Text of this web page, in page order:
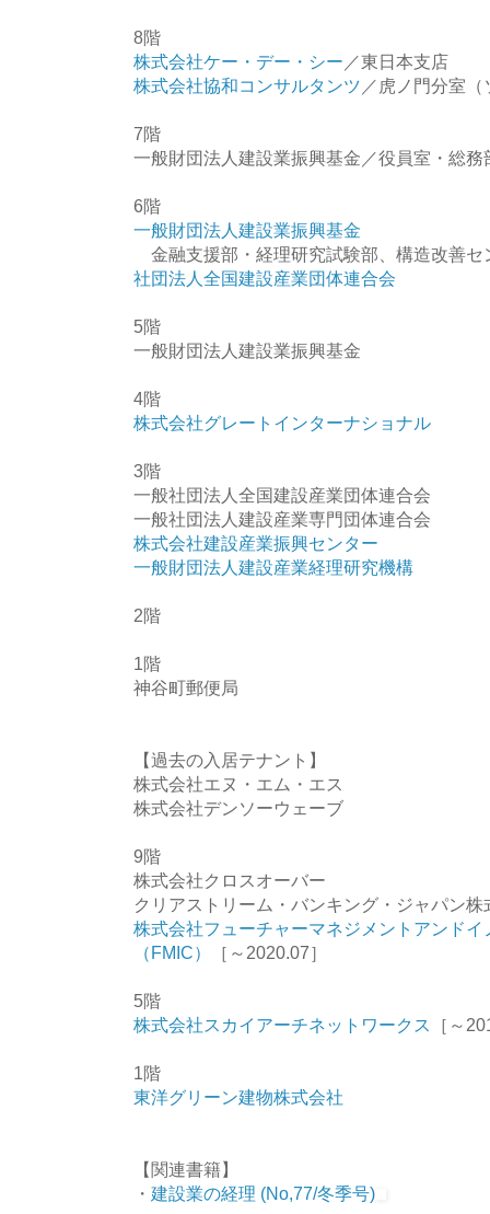
8階
株式会社ケー・デー・シー ／東日本支店
株式会社協和コンサルタンツ ／虎ノ門分室
7階
一般財団法人建設業振興基金／役員室・総務
6階
一般財団法人建設業振興基金
金融支援部・経理研究試験部、構造改善セ
社団法人全国建設産業団体連合会
5階
一般財団法人建設業振興基金
4階
株式会社グレートインターナショナル
3階
一般社団法人全国建設産業団体連合会
一般社団法人建設産業専門団体連合会
株式会社建設産業振興センター
一般財団法人建設産業経理研究機構
2階
1階
神谷町郵便局
【過去の入居テナント】
株式会社エヌ・エム・エス
株式会社デンソーウェーブ
9階
株式会社クロスオーバー
クリアストリーム・バンキング・ジャパン株
株式会社フューチャーマネジメントアンド
（FMIC）
［～2020.07］
5階
株式会社スカイアーチネットワークス
［～
1階
東洋グリーン建物株式会社
【関連書籍】
・ 建設業の経理 (No,77/冬季号)